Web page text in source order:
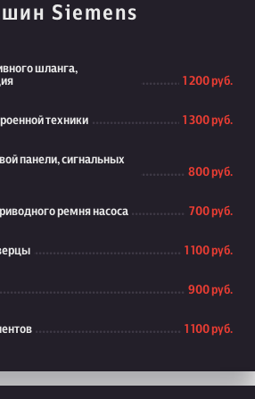
Siemens
шланга,
1 200 руб.
техники 1 300 руб.
панели, сигнальных
800 руб.
ремня насоса 700 руб.
1 100 руб.
900 руб.
1 100 руб.